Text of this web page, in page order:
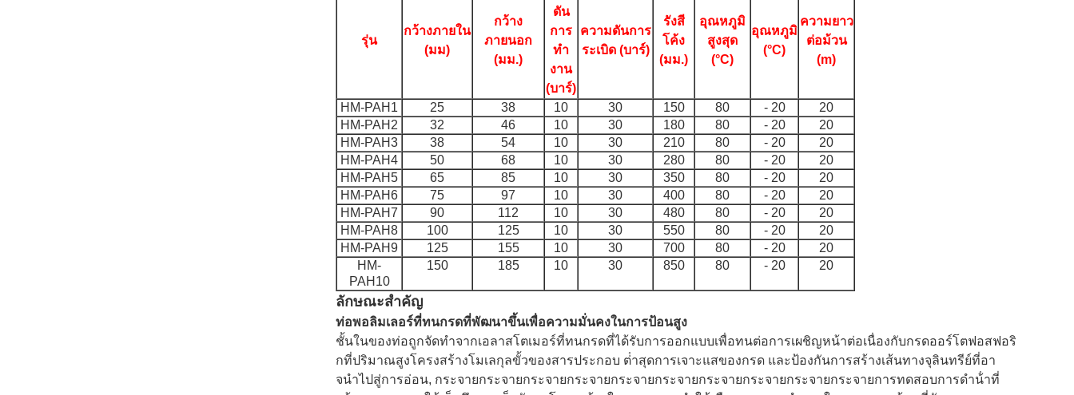
รุ่น
กว้างภายใน
(มม)
กว้าง
ภายนอก
(มม.)
ดัน
การ
ทํา
งาน
(บาร์)
ความดันการ
ระเบิด (บาร์)
รังสี
โค้ง
(มม.)
อุณหภูมิ
สูงสุด
(°C)
อุณหภูมิ
(°C)
ความยาว
ต่อม้วน
(m)
HM-PAH1 25 38 10 30 150 80 - 20
20
HM-PAH2
32 46 10 30 180 80 - 20
20
HM-PAH3
38 54 10 30 210 80 - 20
20
HM-PAH4
50 68 10 30 280 80 - 20
20
HM-PAH5
65 85 10 30 350 80 - 20
20
HM-PAH6
75 97 10 30 400 80 - 20
20
HM-PAH7
90 112 10 30 480 80 - 20
20
HM-PAH8
100 125 10 30 550 80 - 20
20
HM-PAH9
125 155 10 30 700 80 - 20
20
HM-
PAH10
150 185 10 30 850 80 - 20 20
ลักษณะสําคัญ
ท่อพอลิมเลอร์ที่ทนกรดที่พัฒนาขึ้นเพื่อความมั่นคงในการป้อนสูง
ชั้นในของท่อถูกจัดทําจากเอลาสโตเมอร์ที่ทนกรดที่ได้รับการออกแบบเพื่อทนต่อการเผชิญหน้าต่อเนื่องกับกรดออร์โตฟอสฟอริ
กที่ปริมาณสูงโครงสร้างโมเลกุลขั้วของสารประกอบ ต่ําสุดการเจาะแสของกรด และป้องกันการสร้างเส้นทางจุลินทรีย์ที่อา
จนําไปสู่การอ่อน, กระจายกระจายกระจายกระจายกระจายกระจายกระจายกระจายกระจายกระจายการทดสอบการดําน้ําที่